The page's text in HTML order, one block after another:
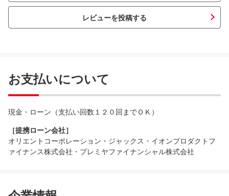
レビューを投稿する
お支払いについて
現金・ローン（支払い回数１２０回までＯＫ）
［提携ローン会社］
オリエントコーポレーション・ジャックス・イオンプロダクトフ
ァイナンス株式会社・プレミヤファイナンシャル株式会社